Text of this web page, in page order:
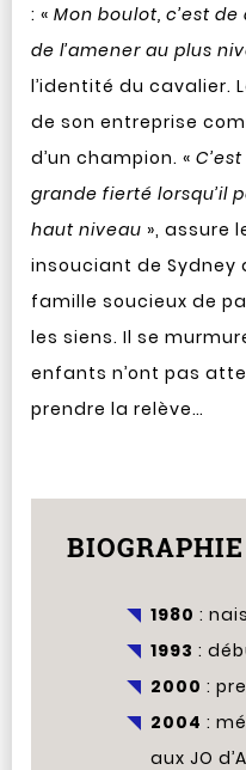
: « Mon boulot, c’est
de l’amener au plus
l’identité du cavalier.
de son entreprise
d’un champion. «
grande fierté lorsqu’il
haut niveau », assure
insouciant de Sydney
famille soucieux de
les siens. Il se
enfants n’ont pas
prendre la relève…
BIOGRAPHIE
1980 :
1993 :
2000 :
2004 :
aux JO